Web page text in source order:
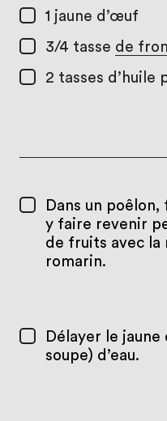
1 jaune d’œuf
3/4 tasse de
2 tasses d’huile
Dans un
y faire revenir
de fruits avec la
romarin.
Délayer le jaune
soupe) d’eau.